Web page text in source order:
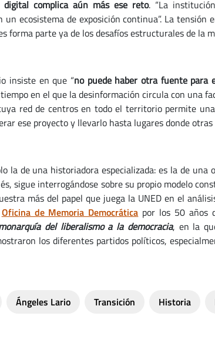
digital complica aún más ese reto. “La
un ecosistema de exposición continua”. La
forma parte ya de los desafíos estructurales de la
insiste en que “no puede haber otra fuente para
en el que la desinformación circula con una
red de centros en todo el territorio permite
ese proyecto y llevarlo hasta lugares donde
la de una historiadora especializada: es la de
sigue interrogándose sobre su propio modelo
más del papel que juega la UNED en el
Oficina de Memoria Democrática por los 50 años
del liberalismo a la democracia, en la
los diferentes partidos políticos,
Ángeles Lario Transición Historia